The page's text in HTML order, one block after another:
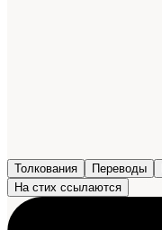
Толкования Переводы
На стих ссылаются